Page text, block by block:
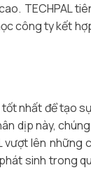
TECHPAL
công ty kết
nhất để tạo
dịp này,
vượt lên những
sinh trong